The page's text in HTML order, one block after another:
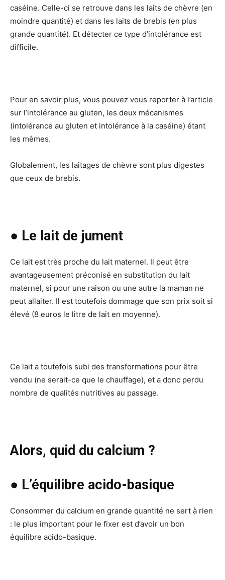
caséine. Celle-ci se retrouve dans les laits de chèvre (en
moindre quantité) et dans les laits de brebis (en plus
grande quantité). Et détecter ce type d’intolérance est
difficile.
Pour en savoir plus, vous pouvez vous reporter à l’article
sur l’intolérance au gluten, les deux mécanismes
(intolérance au gluten et intolérance à la caséine) étant
les mêmes.
Globalement, les laitages de chèvre sont plus digestes
que ceux de brebis.
● Le lait de jument
Ce lait est très proche du lait maternel. Il peut être
avantageusement préconisé en substitution du lait
maternel, si pour une raison ou une autre la maman ne
peut allaiter. Il est toutefois dommage que son prix soit si
élevé (8 euros le litre de lait en moyenne).
Ce lait a toutefois subi des transformations pour être
vendu (ne serait-ce que le chauffage), et a donc perdu
nombre de qualités nutritives au passage.
Alors, quid du calcium ?
● L’équilibre acido-basique
Consommer du calcium en grande quantité ne sert à rien
: le plus important pour le fixer est d’avoir un bon
équilibre acido-basique.